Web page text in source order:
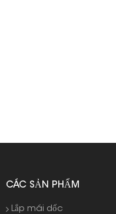
CÁC SẢN PHẨM
Lắp mái dốc